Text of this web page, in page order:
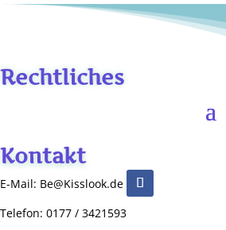
Rechtliches
Kontakt
E-Mail: Be@Kisslook.de
Telefon: 0177 / 3421593